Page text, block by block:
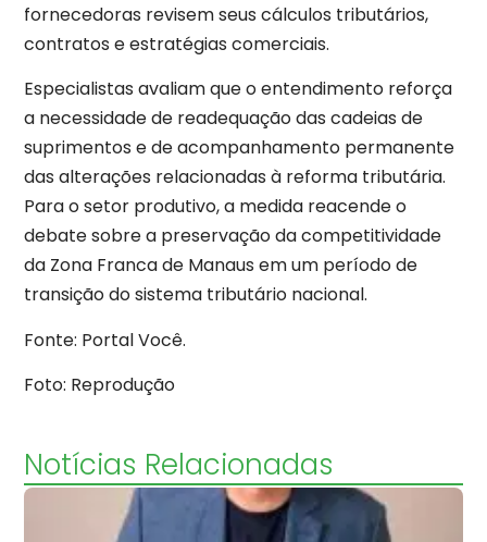
fornecedoras revisem seus cálculos tributários,
contratos e estratégias comerciais.
Especialistas avaliam que o entendimento reforça
a necessidade de readequação das cadeias de
suprimentos e de acompanhamento permanente
das alterações relacionadas à reforma tributária.
Para o setor produtivo, a medida reacende o
debate sobre a preservação da competitividade
da Zona Franca de Manaus em um período de
transição do sistema tributário nacional.
Fonte: Portal Você.
Foto: Reprodução
Notícias Relacionadas